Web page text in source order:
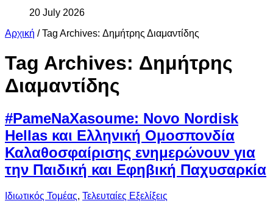
20 July 2026
Αρχική / Tag Archives: Δημήτρης Διαμαντίδης
Tag Archives: Δημήτρης
Διαμαντίδης
#PameNaXasoume: Novo Nordisk
Hellas και Ελληνική Ομοσπονδία
Καλαθοσφαίρισης ενημερώνουν για
την Παιδική και Εφηβική Παχυσαρκία
Ιδιωτικός Τομέας, Τελευταίες Εξελίξεις